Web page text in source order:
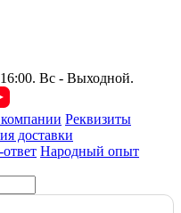
Вс - Выходной.
Реквизиты
доставки
Народный опыт